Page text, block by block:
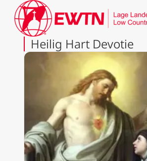
Heilig Hart Devotie